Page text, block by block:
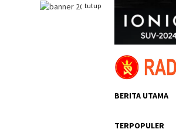
tutup
BERITA UTAMA
TERPOPULER